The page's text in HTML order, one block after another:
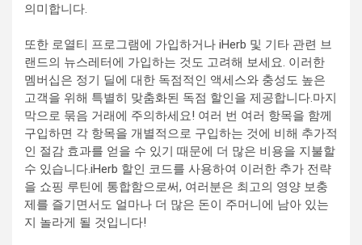
의미합니다.
또한 로열티 프로그램에 가입하거나 iHerb 및 기타 관련 브
랜드의 뉴스레터에 가입하는 것도 고려해 보세요. 이러한
멤버십은 정기 딜에 대한 독점적인 액세스와 충성도 높은
고객을 위해 특별히 맞춤화된 독점 할인을 제공합니다.마지
막으로 묶음 거래에 주의하세요! 여러 번 여러 항목을 함께
구입하면 각 항목을 개별적으로 구입하는 것에 비해 추가적
인 절감 효과를 얻을 수 있기 때문에 더 많은 비용을 지불할
수 있습니다.iHerb 할인 코드를 사용하여 이러한 추가 전략
을 쇼핑 루틴에 통합함으로써, 여러분은 최고의 영양 보충
제를 즐기면서도 얼마나 더 많은 돈이 주머니에 남아 있는
지 놀라게 될 것입니다!